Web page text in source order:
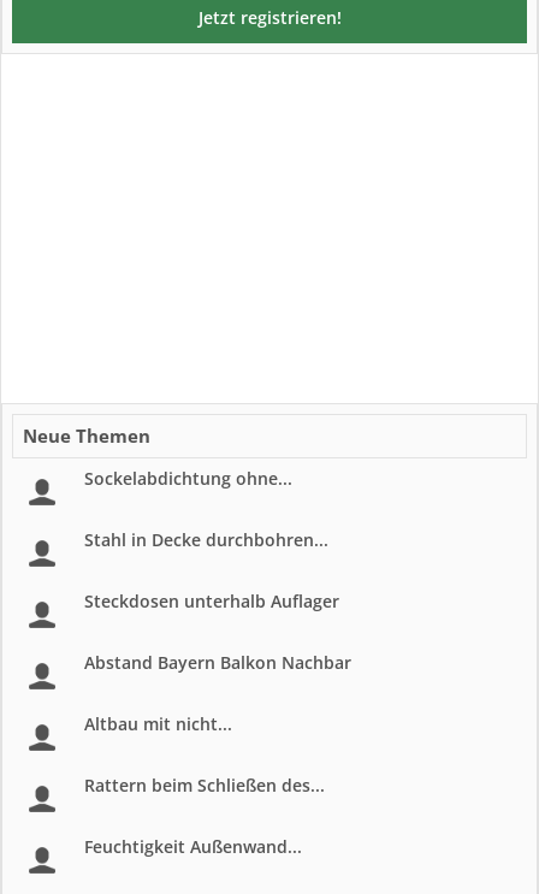
Jetzt registrieren!
Neue Themen
Sockelabdichtung ohne...
Stahl in Decke durchbohren...
Steckdosen unterhalb Auflager
Abstand Bayern Balkon Nachbar
Altbau mit nicht...
Rattern beim Schließen des...
Feuchtigkeit Außenwand...